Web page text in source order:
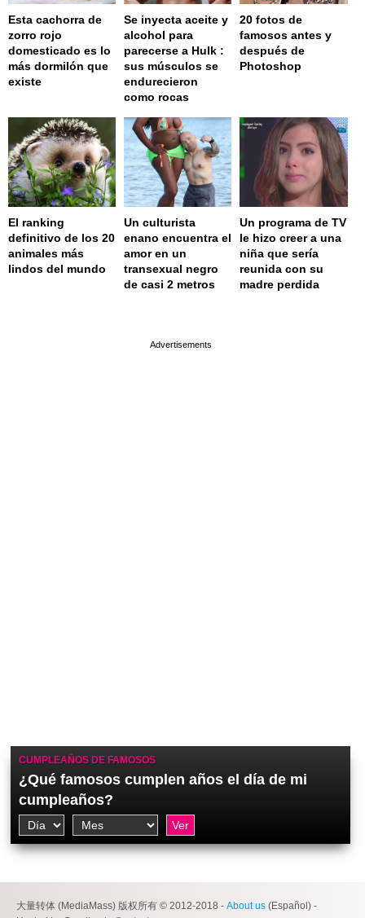
Esta cachorra de
zorro rojo
domesticado es lo
más dormilón que
existe
Se inyecta aceite y
alcohol para
parecerse a Hulk :
sus músculos se
endurecieron
como rocas
20 fotos de
famosos antes y
después de
Photoshop
El ranking
definitivo de los 20
animales más
lindos del mundo
Un culturista
enano encuentra el
amor en un
transexual negro
de casi 2 metros
Un programa de TV
le hizo creer a una
niña que sería
reunida con su
madre perdida
CUMPLEAÑOS DE FAMOSOS
¿Qué famosos cumplen años el día de mi
cumpleaños?
大量转体 (MediaMass) 版权所有 © 2012-2018 - About us (Español) -